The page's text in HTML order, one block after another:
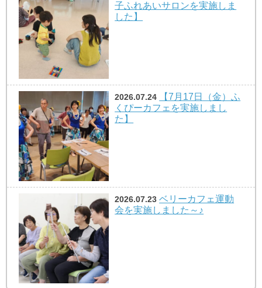
子ふれあいサロンを実施しま
した】
2026.07.24
【7月17日（金）ふ
くぴーカフェを実施しまし
た】
2026.07.23 ベリーカフェ運動
会を実施しました～♪